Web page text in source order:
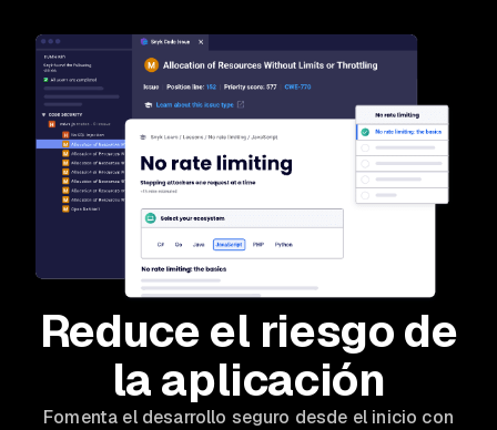
Reduce el riesgo de
la aplicación
Fomenta el desarrollo seguro desde el inicio con